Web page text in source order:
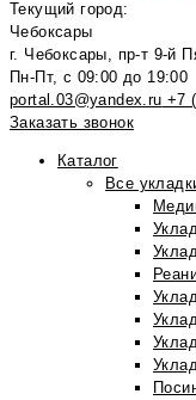
Текущий город:
Чебоксары
г. Чебоксары, пр-т 9-й
Пн-Пт, с 09:00 до 19:00
portal.03@yandex.ru +7
Заказать звонок
Каталог
Все